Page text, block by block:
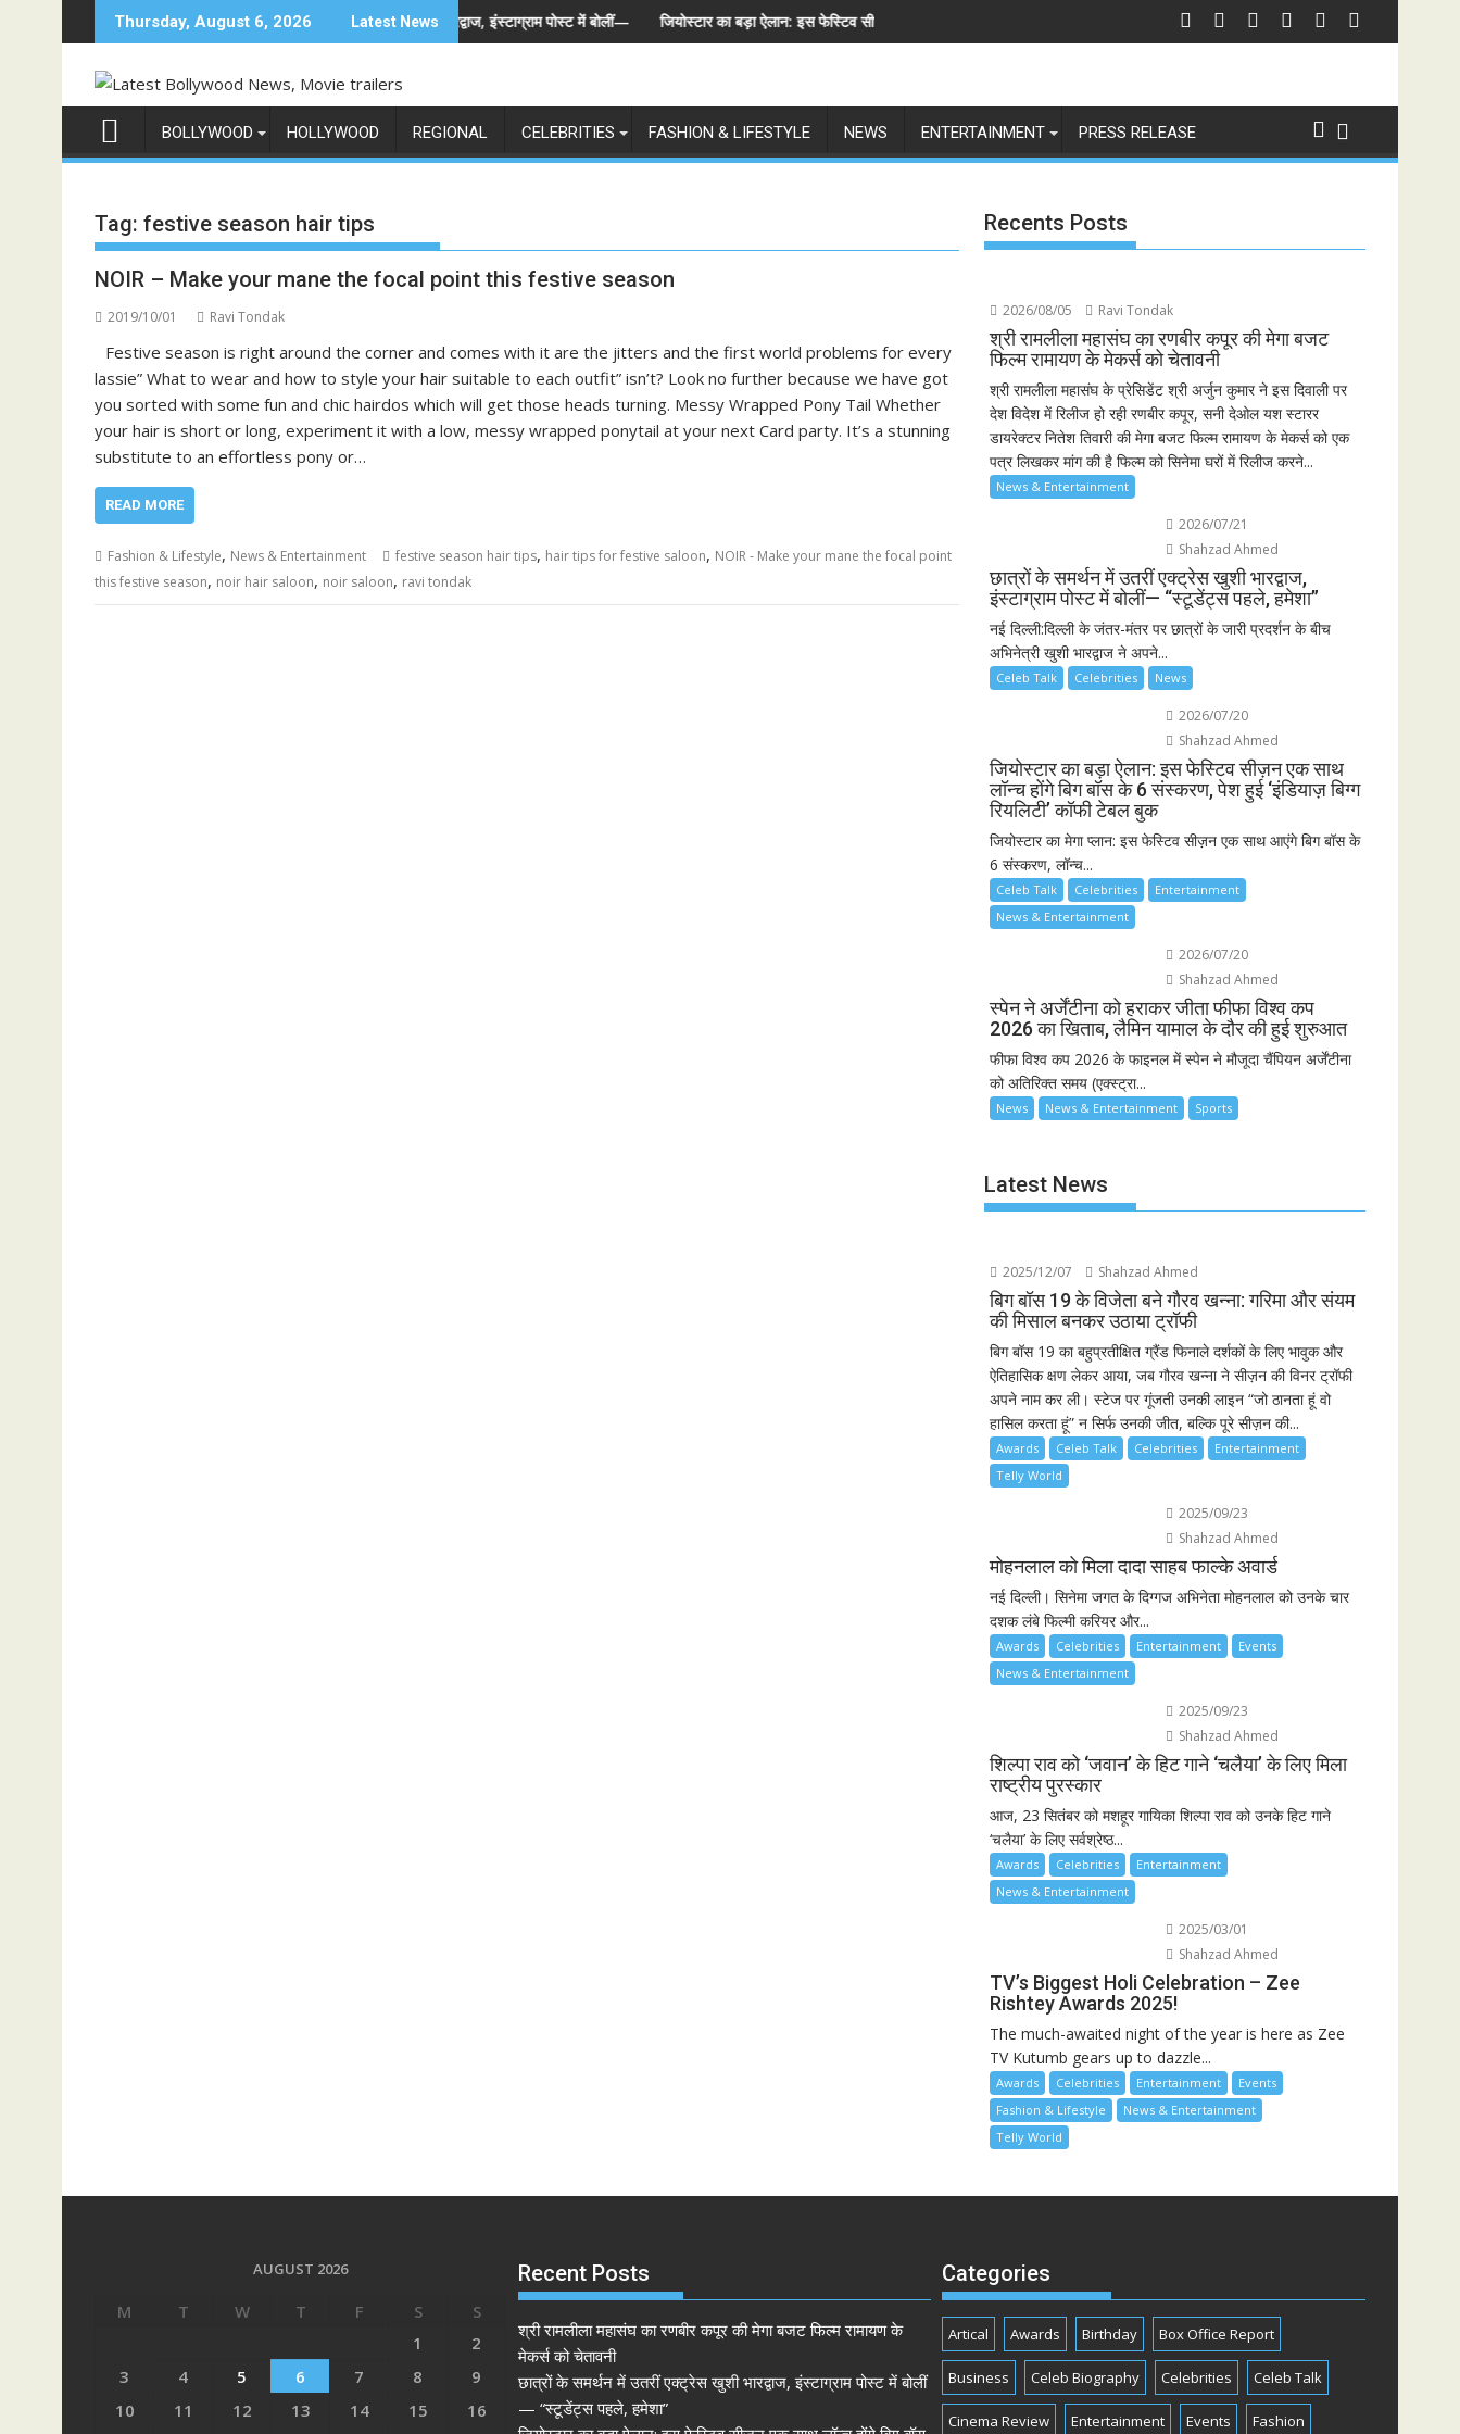
to
Thursday, August 6, 2026 Latest News
रामायण के मेकर्स को चेतावनीछात्रों के समर्थन में उतरीं एक्ट्रेस खुशी भारद्वाज, इंस्टाग्राम पोस्ट में बोलीं— "स्टूडेंट्स पहले, हमेशा"जियोस्टार का बड़ा ऐलान: इस फेस्टिव सीज़न एक साथ लॉन्च होंगे बिग बॉस के 6 संस्करण, पेश हुई 'इंडियाज़ बिग्ग रियलिटी' कॉफी टेबल बुक
स्पेन ने अर्जेंटीना को हराकर जीता फीफा विश्व कप 2026 का खिताब, लैमिन
BOLLYWOOD HOLLYWOOD REGIONAL CELEBRITIES FASHION & LIFESTYLE NEWS ENTERTAINMENT PRESS RELEASE
Tag: festive season hair tips
NOIR – Make your mane the focal point this festive season
2019/10/01 Ravi Tondak
Festive season is right around the corner and comes with it are the jitters and the first world problems for every
lassie” What to wear and how to style your hair suitable to each outfit” isn’t? Look no further because we have got
you sorted with some fun and chic hairdos which will get those heads turning. Messy Wrapped Pony Tail Whether
your hair is short or long, experiment it with a low, messy wrapped ponytail at your next Card party. It’s a stunning
substitute to an effortless pony or…
READ MORE
Fashion & Lifestyle, News & Entertainment festive season hair tips, hair tips for festive saloon, NOIR - Make your mane the focal point
this festive season, noir hair saloon, noir saloon, ravi tondak
Recents Posts
2026/08/05 Ravi Tondak
श्री रामलीला महासंघ का रणबीर कपूर की मेगा बजट
फिल्म रामायण के मेकर्स को चेतावनी
श्री रामलीला महासंघ के प्रेसिडेंट श्री अर्जुन कुमार ने इस दिवाली पर
देश विदेश में रिलीज हो रही रणबीर कपूर, सनी देओल यश स्टारर
डायरेक्टर नितेश तिवारी की मेगा बजट फिल्म रामायण के मेकर्स को एक
पत्र लिखकर मांग की है फिल्म को सिनेमा घरों में रिलीज करने...
News & Entertainment
2026/07/21
Shahzad Ahmed
छात्रों के समर्थन में उतरीं एक्ट्रेस खुशी भारद्वाज,
इंस्टाग्राम पोस्ट में बोलीं— “स्टूडेंट्स पहले, हमेशा”
नई दिल्ली:दिल्ली के जंतर-मंतर पर छात्रों के जारी प्रदर्शन के बीच
अभिनेत्री खुशी भारद्वाज ने अपने...
Celeb Talk Celebrities News
2026/07/20
Shahzad Ahmed
जियोस्टार का बड़ा ऐलान: इस फेस्टिव सीज़न एक साथ
लॉन्च होंगे बिग बॉस के 6 संस्करण, पेश हुई ‘इंडियाज़ बिग्ग
रियलिटी’ कॉफी टेबल बुक
जियोस्टार का मेगा प्लान: इस फेस्टिव सीज़न एक साथ आएंगे बिग बॉस के
6 संस्करण, लॉन्च...
Celeb Talk Celebrities
Entertainment
News & Entertainment
2026/07/20
Shahzad Ahmed
स्पेन ने अर्जेंटीना को हराकर जीता फीफा विश्व कप
2026 का खिताब, लैमिन यामाल के दौर की हुई शुरुआत
फीफा विश्व कप 2026 के फाइनल में स्पेन ने मौजूदा चैंपियन अर्जेंटीना
को अतिरिक्त समय (एक्स्ट्रा...
News News & Entertainment Sports
Latest News
2025/12/07 Shahzad Ahmed
बिग बॉस 19 के विजेता बने गौरव खन्ना: गरिमा और संयम
की मिसाल बनकर उठाया ट्रॉफी
बिग बॉस 19 का बहुप्रतीक्षित ग्रैंड फिनाले दर्शकों के लिए भावुक और
ऐतिहासिक क्षण लेकर आया, जब गौरव खन्ना ने सीज़न की विनर ट्रॉफी
अपने नाम कर ली। स्टेज पर गूंजती उनकी लाइन “जो ठानता हूं वो
हासिल करता हूं” न सिर्फ उनकी जीत, बल्कि पूरे सीज़न की...
Awards Celeb Talk Celebrities
Entertainment
Telly World
2025/09/23
Shahzad Ahmed
मोहनलाल को मिला दादा साहब फाल्के अवार्ड
नई दिल्ली। सिनेमा जगत के दिग्गज अभिनेता मोहनलाल को उनके चार
दशक लंबे फिल्मी करियर और...
Awards Celebrities Entertainment
Events
News & Entertainment
2025/09/23
Shahzad Ahmed
शिल्पा राव को ‘जवान’ के हिट गाने ‘चलैया’ के लिए मिला
राष्ट्रीय पुरस्कार
आज, 23 सितंबर को मशहूर गायिका शिल्पा राव को उनके हिट गाने
‘चलैया’ के लिए सर्वश्रेष्ठ...
Awards Celebrities
Entertainment
News & Entertainment
2025/03/01
Shahzad Ahmed
TV’s Biggest Holi Celebration – Zee
Rishtey Awards 2025!
The much-awaited night of the year is here as Zee
TV Kutumb gears up to dazzle...
Awards Celebrities Entertainment
Events
Fashion & Lifestyle
News & Entertainment
Telly World
AUGUST 2026
M T W T F S
S
1
2
3
4 5 6 7 8
9
10
11 12 13 14 15
16
Recent Posts
श्री रामलीला महासंघ का रणबीर कपूर की मेगा बजट फिल्म रामायण के
मेकर्स को चेतावनी
छात्रों के समर्थन में उतरीं एक्ट्रेस खुशी भारद्वाज, इंस्टाग्राम पोस्ट में बोलीं
— “स्टूडेंट्स पहले, हमेशा”
Categories
Artical Awards Birthday Box Office Report
Business Celeb Biography Celebrities Celeb Talk
Cinema Review Entertainment Events Fashion